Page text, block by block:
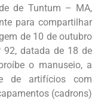
de Tuntum – MA,
para compartilhar
de 10 de outubro
92, datada de 18 de
o manuseio, a
de artifícios com
(cadrons)